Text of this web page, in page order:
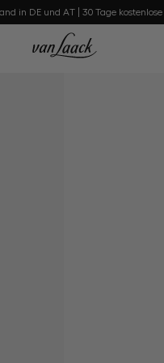
in DE und AT | 30 Tage